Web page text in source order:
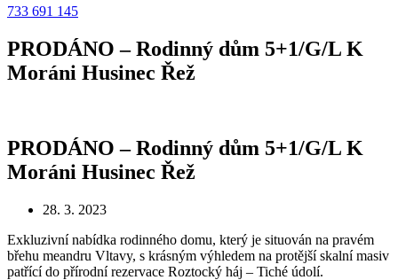
733 691 145
PRODÁNO – Rodinný dům 5+1/G/L K
Moráni Husinec Řež
PRODÁNO – Rodinný dům 5+1/G/L K
Moráni Husinec Řež
28. 3. 2023
Exkluzivní nabídka rodinného domu, který je situován na pravém
břehu meandru Vltavy, s krásným výhledem na protější skalní masiv
patřící do přírodní rezervace Roztocký háj – Tiché údolí.